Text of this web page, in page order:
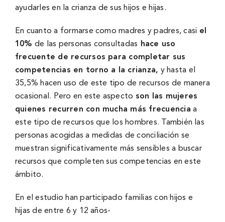
ayudarles en la crianza de sus hijos e hijas.
En cuanto a formarse como madres y padres, casi el
10% de las personas consultadas hace uso
frecuente de recursos para completar sus
competencias en torno a la crianza, y hasta el
35,5% hacen uso de este tipo de recursos de manera
ocasional. Pero en este aspecto son las mujeres
quienes recurren con mucha más frecuencia a
este tipo de recursos que los hombres. También las
personas acogidas a medidas de conciliación se
muestran significativamente más sensibles a buscar
recursos que completen sus competencias en este
ámbito.
En el estudio han participado familias con hijos e
hijas de entre 6 y 12 años-